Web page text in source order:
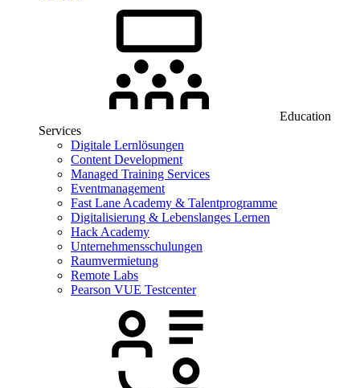
Education
Services
Digitale Lernlösungen
Content Development
Managed Training Services
Eventmanagement
Fast Lane Academy & Talentprogramme
Digitalisierung & Lebenslanges Lernen
Hack Academy
Unternehmensschulungen
Raumvermietung
Remote Labs
Pearson VUE Testcenter